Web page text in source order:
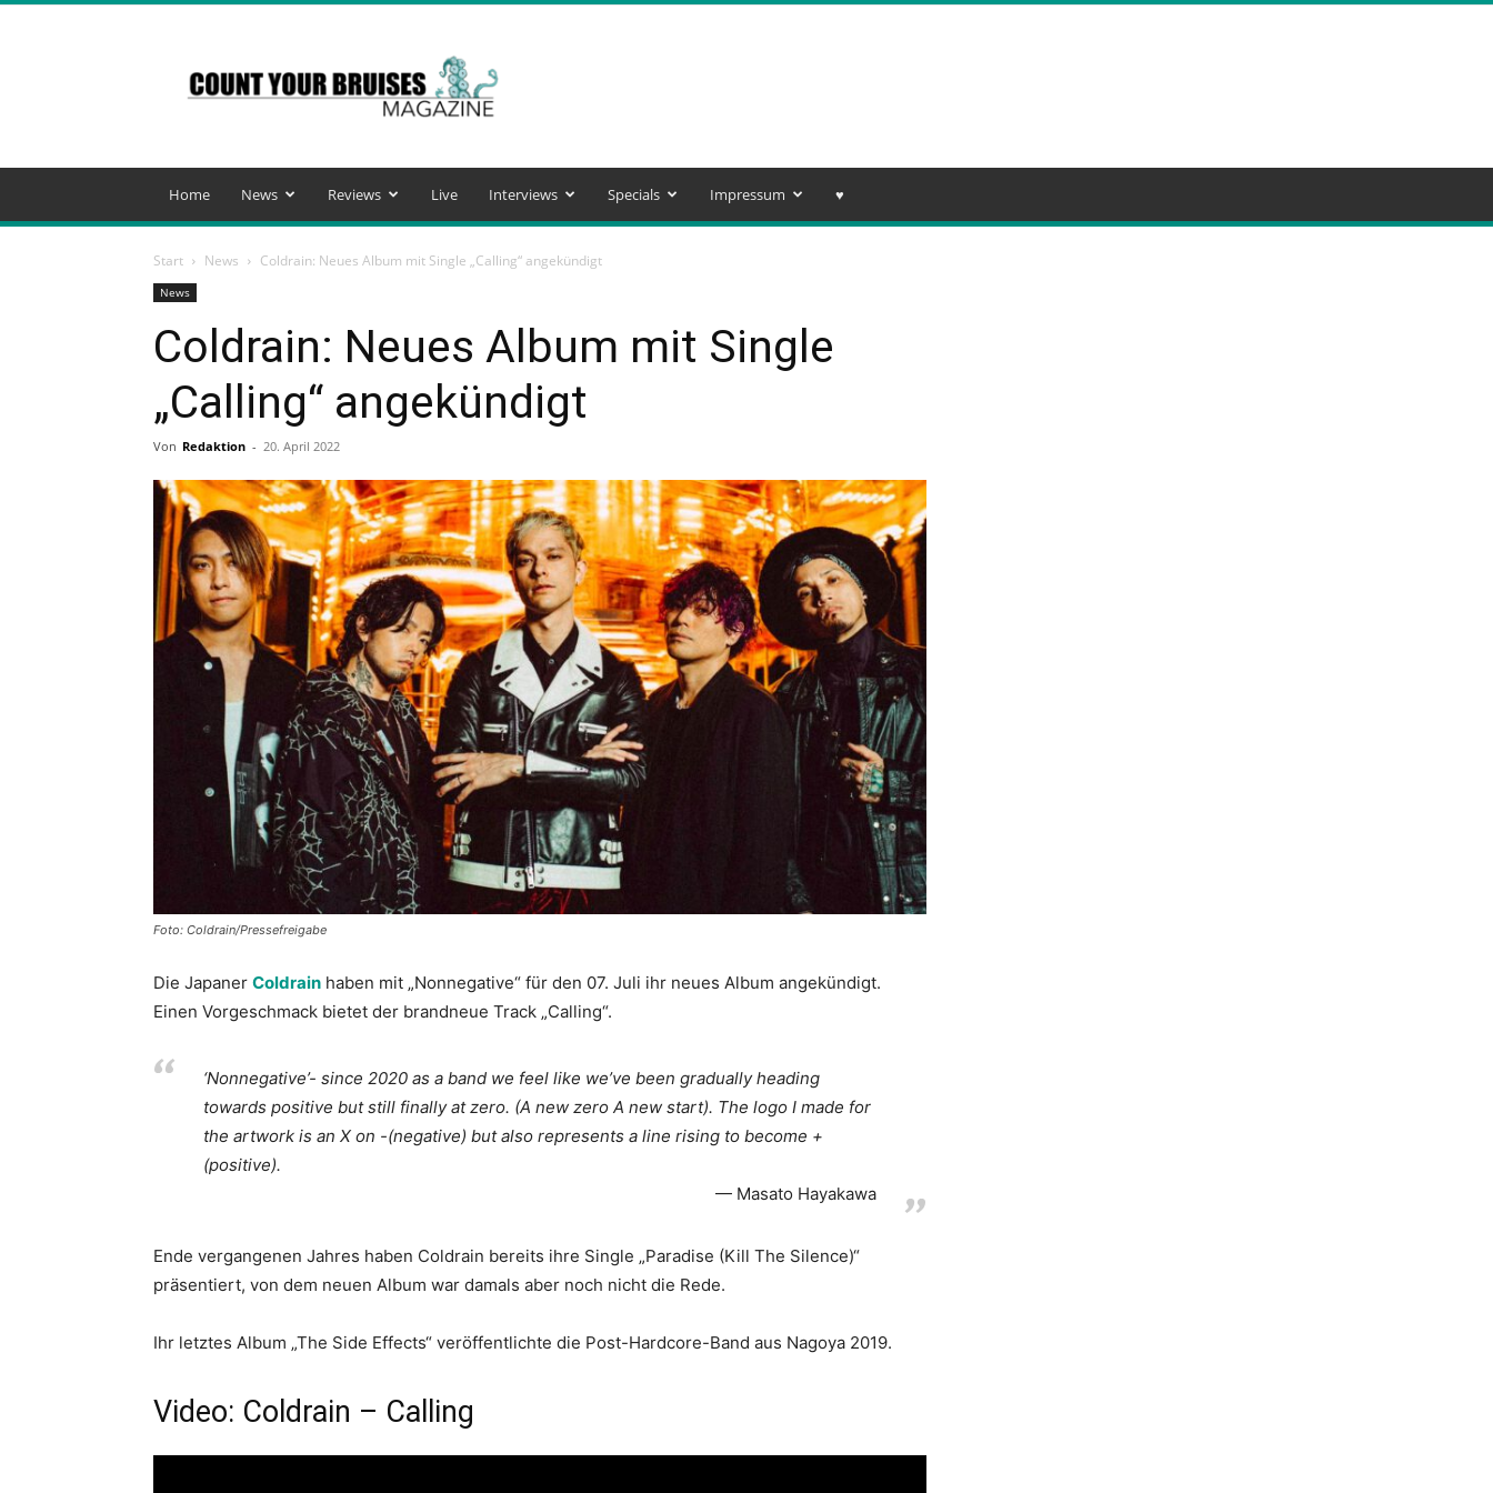
Your
Bruises
Magazine
Home News Reviews Live Interviews Specials Impressum ♥️
Start News Coldrain: Neues Album mit Single „Calling“ angekündigt
News
Coldrain: Neues Album mit Single
„Calling“ angekündigt
Von Redaktion - 20. April 2022
Foto: Coldrain/Pressefreigabe
Die Japaner Coldrain haben mit „Nonnegative“ für den 07. Juli ihr neues Album angekündigt.
Einen Vorgeschmack bietet der brandneue Track „Calling“.
‘Nonnegative’- since 2020 as a band we feel like we’ve been gradually heading
towards positive but still finally at zero. (A new zero A new start). The logo I made for
the artwork is an X on -(negative) but also represents a line rising to become +
(positive).
Masato Hayakawa
Ende vergangenen Jahres haben Coldrain bereits ihre Single „Paradise (Kill The Silence)“
präsentiert, von dem neuen Album war damals aber noch nicht die Rede.
Ihr letztes Album „The Side Effects“ veröffentlichte die Post-Hardcore-Band aus Nagoya 2019.
Video: Coldrain – Calling